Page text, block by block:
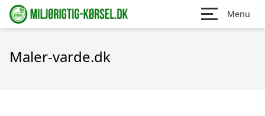
Menu
Maler-varde.dk